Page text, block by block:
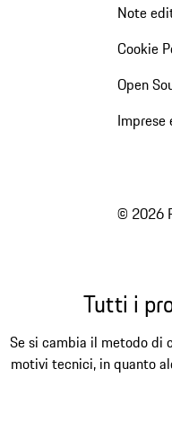
Note
Cookie
Open
© 2026
Tutti i
Se si cambia il metodo di
motivi tecnici, in quanto